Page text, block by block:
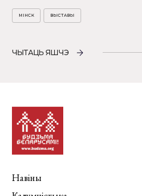
МІНСК ВЫСТАВЫ
ЧЫТАЦЬ ЯШЧЭ
Навіны